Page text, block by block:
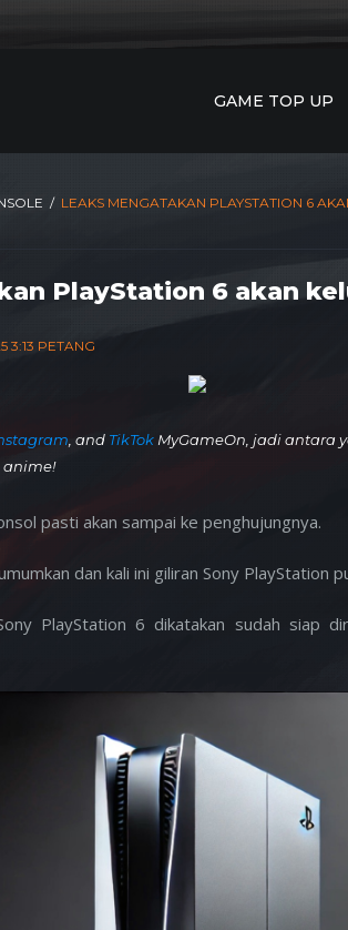
GAME TOP UP
/ LEAKS MENGATAKAN PLAYSTATION 6
PlayStation 6 akan
3:13 PETANG
, and TikTok MyGameOn, jadi antara
anime!
pasti akan sampai ke penghujungnya.
dan kali ini giliran Sony PlayStation
PlayStation 6 dikatakan sudah siap